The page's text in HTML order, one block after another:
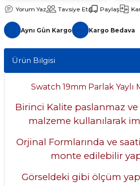
Yorum Yaz Tavsiye Et Paylaş
Aynı Gün Kargo Kargo Bedava
Ürün Bilgisi
Swatch 19mm Parlak Yaylı
Birinci Kalite paslanmaz
malzeme kullanılarak
Orjinal Formlarında ve
monte edilebilir
Görseldeki gibi ölçüm